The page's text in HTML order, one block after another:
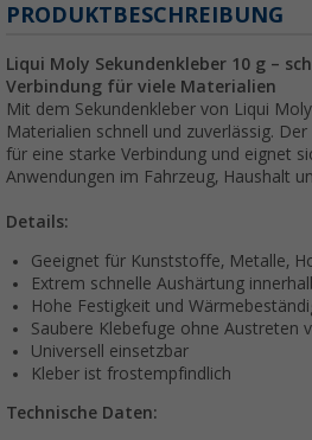
PRODUKTBESCHREIBUNG
Liqui Moly Sekundenkleber 10 g –
Verbindung für viele Materialien
Mit dem Sekundenkleber von Liqui
Materialien schnell und zuverlässig.
für eine starke Verbindung und eignet
Anwendungen im Fahrzeug, Haushalt
Details:
Geeignet für Kunststoffe, Metalle,
Extrem schnelle Aushärtung
Hohe Festigkeit und
Saubere Klebefuge ohne Austreten
Universell einsetzbar
Kleber ist frostempfindlich
Technische Daten: